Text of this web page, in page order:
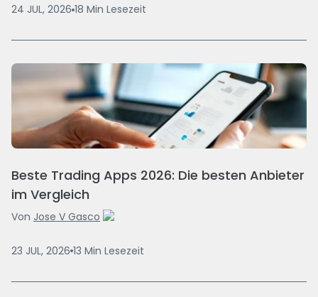
24 JUL, 2026 18 Min Lesezeit
Beste Trading Apps 2026: Die besten Anbieter
im Vergleich
Von Jose V Gasco
23 JUL, 2026 13 Min Lesezeit